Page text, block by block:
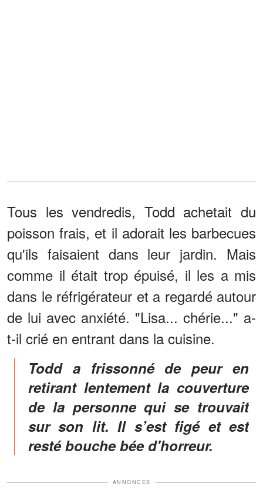
Tous les vendredis, Todd achetait du
poisson frais, et il adorait les barbecues
qu'ils faisaient dans leur jardin. Mais
comme il était trop épuisé, il les a mis
dans le réfrigérateur et a regardé autour
de lui avec anxiété. "Lisa... chérie..." a-
t-il crié en entrant dans la cuisine.
Todd a frissonné de peur en
retirant lentement la couverture
de la personne qui se trouvait
sur son lit. Il s’est figé et est
resté bouche bée d'horreur.
ANNONCES